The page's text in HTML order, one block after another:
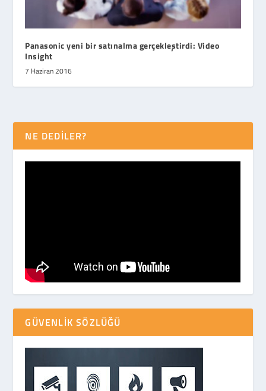
Panasonic yeni bir satınalma gerçekleştirdi: Video
Insight
7 Haziran 2016
NE DEDİLER?
GÜVENLIK SÖZLÜĞÜ